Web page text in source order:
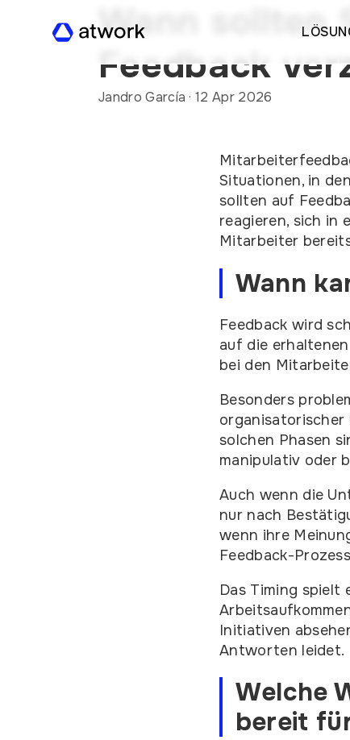
Wann sollten
Feedback
Jandro García ·12 Apr 2026
Situationen, in
sollten auf
reagieren, sich in
Mitarbeiter
Wann
Feedback wird
auf die
bei den
Besonders
organisatorischer
solchen Phasen
manipulativ oder
Auch wenn die
nur nach
wenn ihre
Feedback-
Das Timing spielt
Initiativen
Antworten leidet.
Welche
bereit